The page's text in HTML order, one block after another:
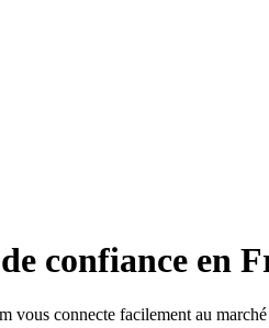
confiance en
connecte facilement au